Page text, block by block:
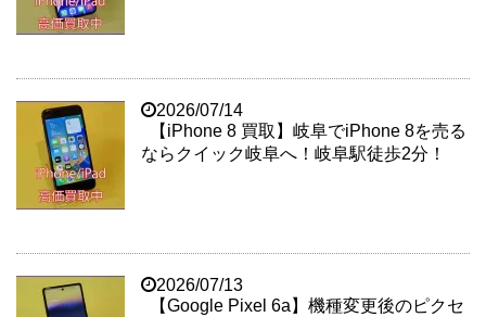
2026/07/14
【iPhone 8 買取】岐阜でiPhone 8を売る
ならクイック岐阜へ！岐阜駅徒歩2分！
2026/07/13
【Google Pixel 6a】機種変更後のピクセ